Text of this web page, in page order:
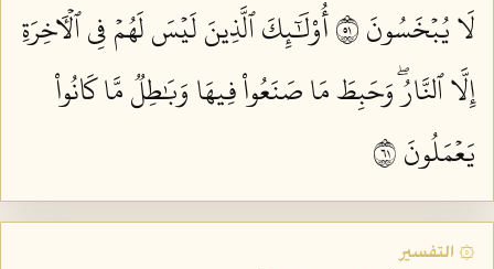
لَا يُبۡخَسُونَ ١٥
أُوْلَٰٓئِكَ ٱلَّذِينَ لَيۡسَ لَهُمۡ فِي ٱلۡأٓخِرَةِ
إِلَّا ٱلنَّارُۖ وَحَبِطَ مَا صَنَعُواْ فِيهَا وَبَٰطِلٞ مَّا كَانُواْ
يَعۡمَلُونَ ١٦
۞ التفسير